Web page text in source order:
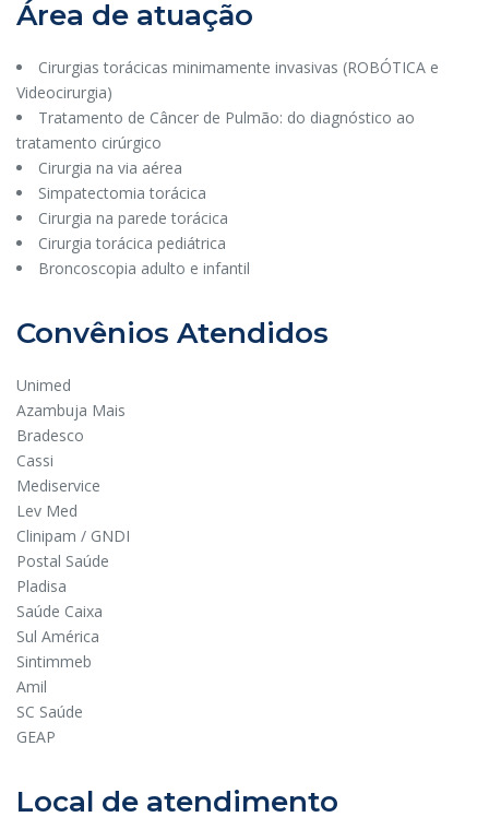
Área de atuação
Cirurgias torácicas minimamente invasivas (ROBÓTICA e
Videocirurgia)
Tratamento de Câncer de Pulmão: do diagnóstico ao
tratamento cirúrgico
Cirurgia na via aérea
Simpatectomia torácica
Cirurgia na parede torácica
Cirurgia torácica pediátrica
Broncoscopia adulto e infantil
Convênios Atendidos
Unimed
Azambuja Mais
Bradesco
Cassi
Mediservice
Lev Med
Clinipam / GNDI
Postal Saúde
Pladisa
Saúde Caixa
Sul América
Sintimmeb
Amil
SC Saúde
GEAP
Local de atendimento